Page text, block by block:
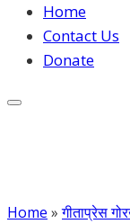
Home
Contact Us
Donate
Home » गीताप्रेस